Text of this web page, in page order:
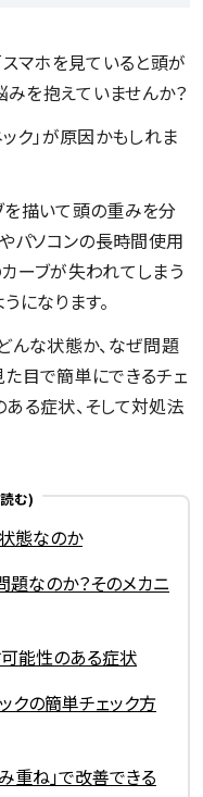
スマホを見ていると頭が
を抱えていませんか？
ク」が原因かもしれま
を描いて頭の重みを分
やパソコンの長時間使用
ーブが失われてしまう
になります。
んな状態か、なぜ問題
目で簡単にできるチェ
る症状、そして対処法
態なのか
なのか？そのメカニ
可能性のある症状
クの簡単チェック方
重ね」で改善できる